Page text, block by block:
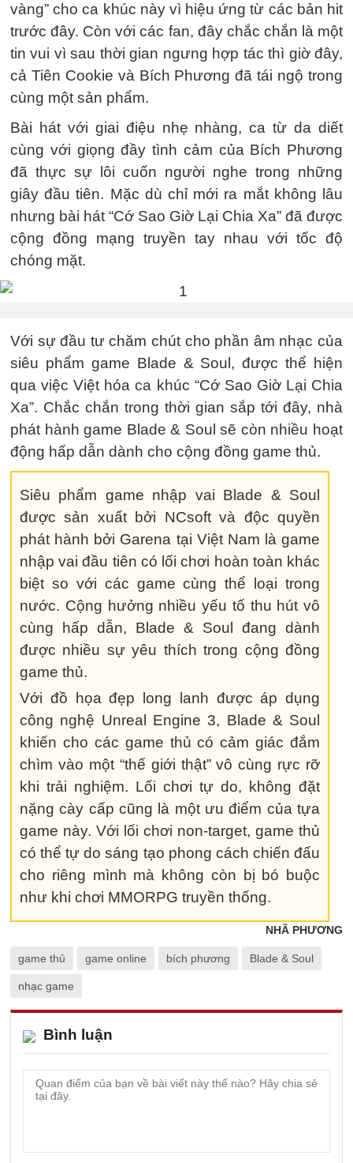
vàng” cho ca khúc này vì hiệu ứng từ các bản hit
trước đây. Còn với các fan, đây chắc chắn là một
tin vui vì sau thời gian ngưng hợp tác thì giờ đây,
cả Tiên Cookie và Bích Phương đã tái ngộ trong
cùng một sản phẩm.
Bài hát với giai điệu nhẹ nhàng, ca từ da diết
cùng với giọng đầy tình cảm của Bích Phương
đã thực sự lôi cuốn người nghe trong những
giây đầu tiên. Mặc dù chỉ mới ra mắt không lâu
nhưng bài hát “Cớ Sao Giờ Lại Chia Xa” đã được
cộng đồng mạng truyền tay nhau với tốc độ
chóng mặt.
Với sự đầu tư chăm chút cho phần âm nhạc của
siêu phẩm game Blade & Soul, được thể hiện
qua việc Việt hóa ca khúc “Cớ Sao Giờ Lại Chia
Xa”. Chắc chắn trong thời gian sắp tới đây, nhà
phát hành game Blade & Soul sẽ còn nhiều hoạt
động hấp dẫn dành cho cộng đồng game thủ.
Siêu phẩm game nhập vai Blade & Soul
được sản xuất bởi NCsoft và độc quyền
phát hành bởi Garena tại Việt Nam là game
nhập vai đầu tiên có lối chơi hoàn toàn khác
biệt so với các game cùng thể loại trong
nước. Cộng hưởng nhiều yếu tố thu hút vô
cùng hấp dẫn, Blade & Soul đang dành
được nhiều sự yêu thích trong cộng đồng
game thủ.
Với đồ họa đẹp long lanh được áp dụng
công nghệ Unreal Engine 3, Blade & Soul
khiến cho các game thủ có cảm giác đắm
chìm vào một “thế giới thật” vô cùng rực rỡ
khi trải nghiệm. Lối chơi tự do, không đặt
nặng cày cấp cũng là một ưu điểm của tựa
game này. Với lối chơi non-target, game thủ
có thể tự do sáng tạo phong cách chiến đấu
cho riêng mình mà không còn bị bó buộc
như khi chơi MMORPG truyền thống.
NHÃ PHƯƠNG
game thủ game online bích phương Blade & Soul
nhạc game
Bình luận